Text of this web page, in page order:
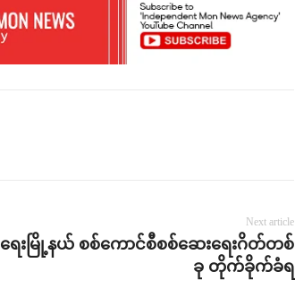
Next article
ရေးမြို့နယ် စစ်ကောင်စီစစ်ဆေးရေးဂိတ်တစ်
ခု တိုက်ခိုက်ခံရ